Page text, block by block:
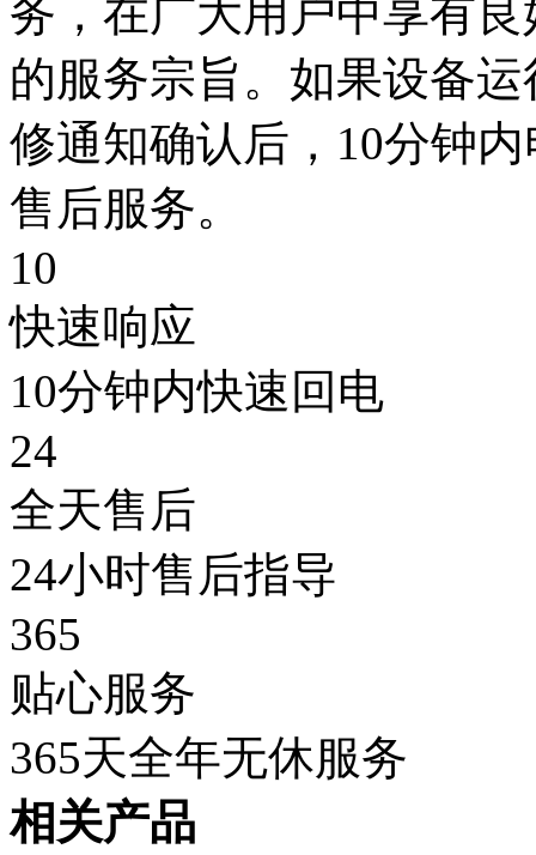
务，在广大用户中享有
的服务宗旨。如果设备
修通知确认后，10分钟
售后服务。
10
快速响应
10分钟内快速回电
24
全天售后
24小时售后指导
365
贴心服务
365天全年无休服务
相关产品